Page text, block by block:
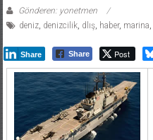
Gönderen: yonetmen
deniz, denizcilik, dlış, haber, marina,
Share Share Post